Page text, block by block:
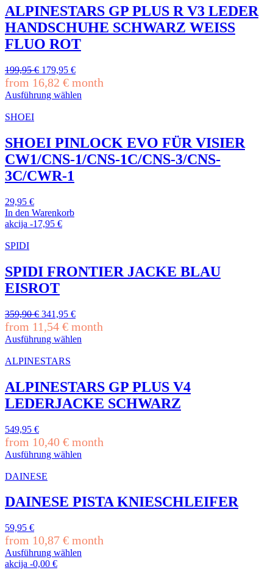
ALPINESTARS GP PLUS R V3 LEDER
HANDSCHUHE SCHWARZ WEISS
FLUO ROT
199,95€ Ursprünglicher
Preis
war:
199,95 €
179,95 €Aktueller
Preis
ist:
179,95 €.
from 16,82 € month
Ausführung wählen
Produkt
mehrere
Varianten
auf.
Die
Optionen
auf
der
Produktseite
werden
SHOEI
SHOEI PINLOCK EVO FÜR VISIER
CW1/CNS-1/CNS-1C/CNS-3/CNS-
3C/CWR-1
29,95 €
In den Warenkorb
akcija -17,95 €
SPIDI
SPIDI FRONTIER JACKE BLAU
EISROT
359,90€ Ursprünglicher
Preis
war:
359,90 €
341,95 €Aktueller
Preis
ist:
341,95 €.
from 11,54 € month
Ausführung wählen
Produkt
mehrere
Varianten
auf.
Optionen
können
auf
der
gewählt
ALPINESTARS
ALPINESTARS GP PLUS V4
LEDERJACKE SCHWARZ
549,95 €
from 10,40 € month
Ausführung wählen
Produkt
mehrere
Varianten
Die
Optionen
können
auf
DAINESE
DAINESE PISTA KNIESCHLEIFER
59,95 €
from 10,87 € month
Ausführung wählen
Dieses
akcija -0,00 €